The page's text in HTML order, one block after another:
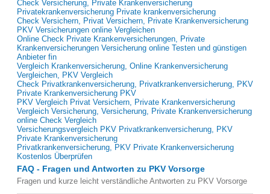
Check Versicherung, Private Krankenversicherung
Privatekrankenversicherung Private krankenversicherung
Check Versichern, Privat Versichern, Private Krankenversicherung
PKV Versicherungen online Vergleichen
Online Check Private Krankenversicherungen, Private
Krankenversicherungen Versicherung online Testen und günstigen
Anbieter fin
Vergleich Krankenversicherung, Online Krankenversicherung
Vergleichen, PKV Vergleich
Check Privatkrankenversicherung, Privatkrankenversicherung, PKV
Private Krankenversicherung PKV
PKV Vergleich Privat Versichern, Private Krankenversicherung
Vergleich Versicherung, Versicherung, Private Krankenversicherung
online Check Vergleich
Versicherungsvergleich PKV Privatkrankenversicherung, PKV
Private Krankenversicherung
Privatkrankenversicherung, PKV Private Krankenversicherung
Kostenlos Überprüfen
FAQ - Fragen und Antworten zu PKV Vorsorge
Fragen und kurze leicht verständliche Antworten zu PKV Vorsorge